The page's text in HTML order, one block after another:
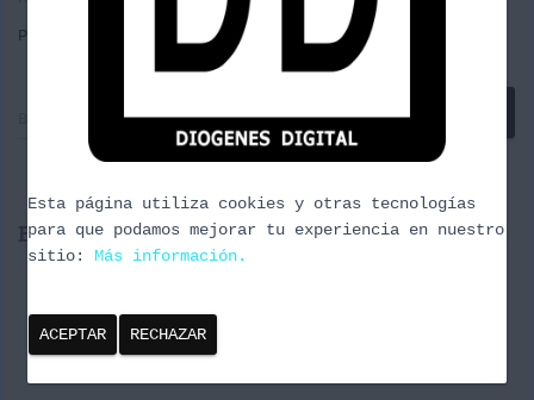
Por
, hace13 años
r
Entradas recientes
Episodio 3 Naturaleza Urbana
Esta página utiliza cookies y otras tecnologías
para que podamos mejorar tu experiencia en nuestro
sitio: Más información.
ACEPTAR RECHAZAR